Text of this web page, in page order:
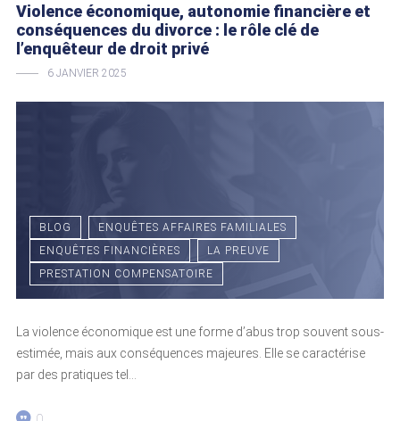
Violence économique, autonomie financière et
conséquences du divorce : le rôle clé de
l’enquêteur de droit privé
6 JANVIER 2025
BLOG
ENQUÊTES AFFAIRES FAMILIALES
ENQUÊTES FINANCIÈRES
LA PREUVE
PRESTATION COMPENSATOIRE
La violence économique est une forme d’abus trop souvent sous-
estimée, mais aux conséquences majeures. Elle se caractérise
par des pratiques tel...